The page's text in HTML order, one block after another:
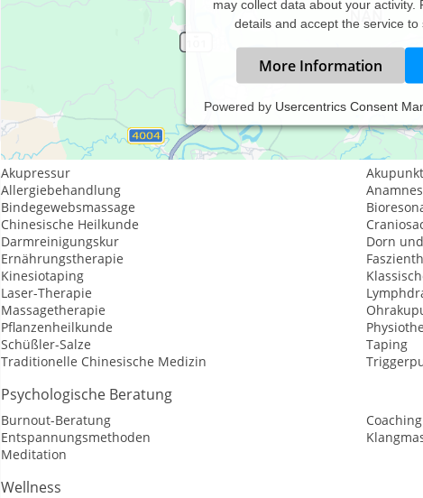
may collect data about your activity.
details and accept the service to
More Information
Powered by Usercentrics Consent
Leistungsspektrum:
Traditionelle und komplementäre Medizin, Heilkunde
Akupressur
Allergiebehandlung
Bindegewebsmassage
Chinesische Heilkunde
Darmreinigungskur
Dorn
Ernährungstherapie
Kinesiotaping
Laser-Therapie
Massagetherapie
Pflanzenheilkunde
Schüßler-Salze
Taping
Traditionelle Chinesische Medizin
Psychologische Beratung
Burnout-Beratung
Coaching
Entspannungsmethoden
Meditation
Wellness